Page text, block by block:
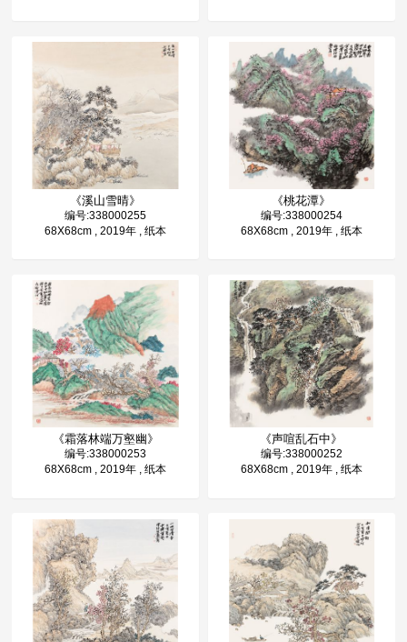
《溪山雪晴》
编号:338000255
68X68cm , 2019年 , 纸本
《霜落林端万壑幽》
编号:338000253
68X68cm , 2019年 , 纸本
《桃花潭》
编号:338000254
68X68cm , 2019年 , 纸本
《声喧乱石中》
编号:338000252
68X68cm , 2019年 , 纸本